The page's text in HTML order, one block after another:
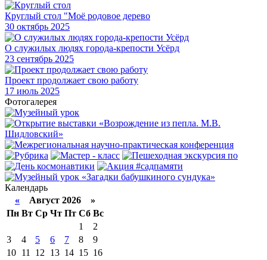
Круглый стол "Моё родовое дерево
30 октябрь 2025
О служилых людях города-крепости Усёрд
23 сентябрь 2025
Проект продолжает свою работу
17 июль 2025
Фотогалерея
Календарь
« Август 2026 »
Пн Вт Ср Чт Пт Сб Вс
1
2
3
4 5 6 7 8
9
10 11 12 13 14 15 16